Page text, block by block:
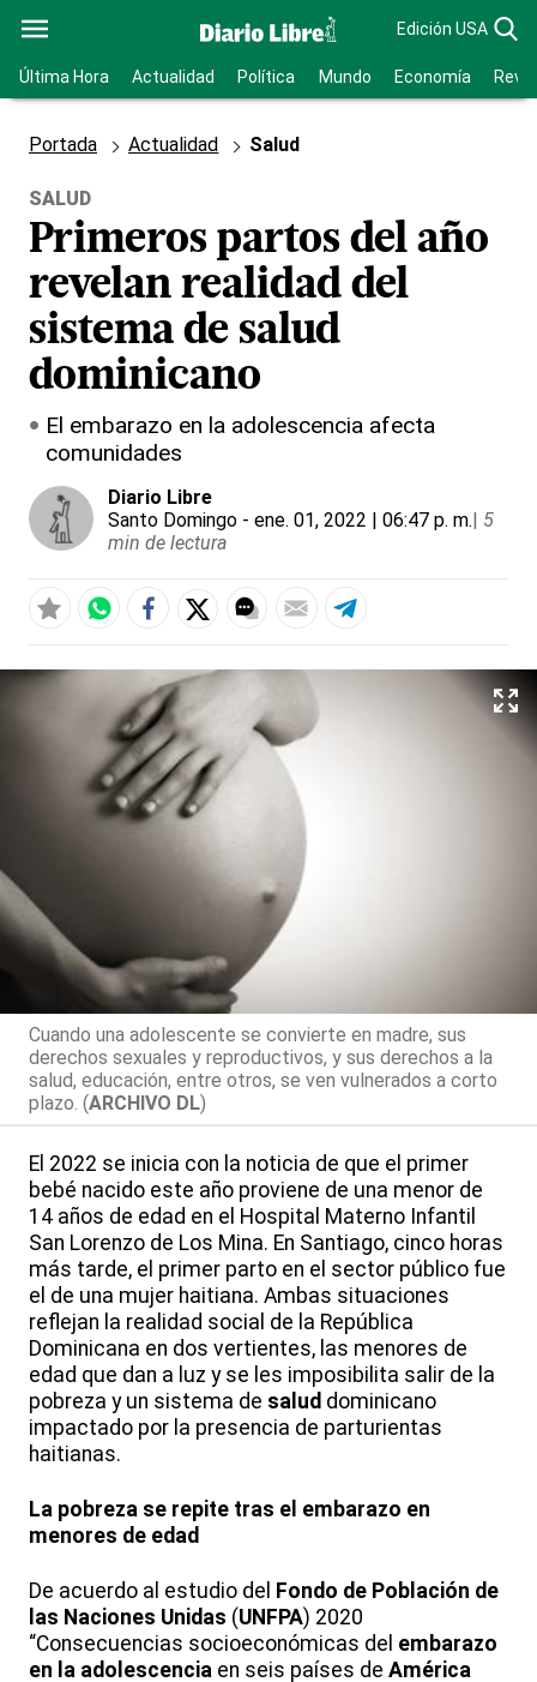
Edición USA
Última Hora Actualidad Política Mundo Economía
Portada Actualidad Salud
SALUD
Primeros partos del año
revelan realidad del
sistema de salud
dominicano
El embarazo en la adolescencia afecta
comunidades
Diario Libre
Santo Domingo - ene. 01, 2022 | 06:47 p. m.| 5
min de lectura
Cuando una adolescente se convierte en madre, sus
derechos sexuales y reproductivos, y sus derechos a la
salud, educación, entre otros, se ven vulnerados a corto
plazo. (ARCHIVO DL)
El 2022 se inicia con la noticia de que el primer
bebé nacido este año proviene de una menor de
14 años de edad en el Hospital Materno Infantil
San Lorenzo de Los Mina. En Santiago, cinco horas
más tarde, el primer parto en el sector público fue
el de una mujer haitiana. Ambas situaciones
reflejan la realidad social de la República
Dominicana en dos vertientes, las menores de
edad que dan a luz y se les imposibilita salir de la
pobreza y un sistema de salud dominicano
impactado por la presencia de parturientas
haitianas.
La pobreza se repite tras el embarazo en
menores de edad
De acuerdo al estudio del Fondo de Población de
las Naciones Unidas (UNFPA) 2020
“Consecuencias socioeconómicas del embarazo
en la adolescencia en seis países de América